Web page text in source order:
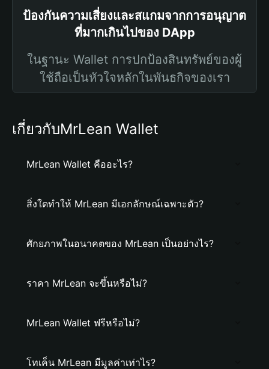
ป้องกันความเสี่ยงและสแกมจากการอนุญาต
ที่มากเกินไปของ DApp
ในฐานะ Wallet การปกป้องสินทรัพย์ของผู้
ใช้ถือเป็นหัวใจหลักในพันธกิจของเรา
เกี่ยวกับMrLean Wallet
MrLean Wallet คืออะไร?
สิ่งใดทำให้ MrLean มีเอกลักษณ์เฉพาะตัว?
ศักยภาพในอนาคตของ MrLean เป็นอย่างไร?
ราคา MrLean จะขึ้นหรือไม่?
MrLean Wallet ฟรีหรือไม่?
โทเค็น MrLean มีมูลค่าเท่าไร?